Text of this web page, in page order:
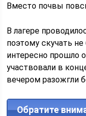
Вместо почвы
В лагере
поэтому скучать
интересно прошло
участвовали в
вечером разожгли
Обратите